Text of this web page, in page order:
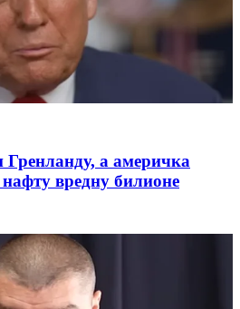
а америчка
вредну билионе